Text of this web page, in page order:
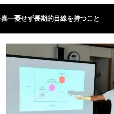
一憂せず長期的目線を持つこと